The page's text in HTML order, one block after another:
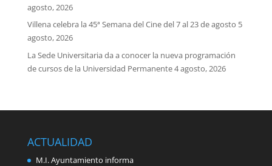
agosto, 2026
Villena celebra la 45ª Semana del Cine del 7 al 23 de agosto 5
agosto, 2026
La Sede Universitaria da a conocer la nueva programación
de cursos de la Universidad Permanente4 agosto, 2026
ACTUALIDAD
M.I. Ayuntamiento informa